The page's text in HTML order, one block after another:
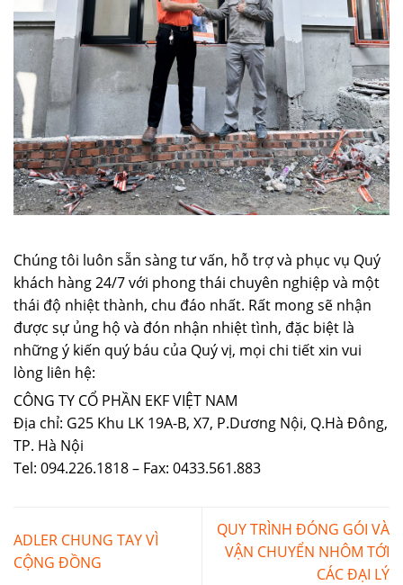
Chúng tôi luôn sẵn sàng tư vấn, hỗ trợ và phục vụ Quý
khách hàng 24/7 với phong thái chuyên nghiệp và một
thái độ nhiệt thành, chu đáo nhất. Rất mong sẽ nhận
được sự ủng hộ và đón nhận nhiệt tình, đặc biệt là
những ý kiến quý báu của Quý vị, mọi chi tiết xin vui
lòng liên hệ:
CÔNG TY CỔ PHẦN EKF VIỆT NAM
Địa chỉ: G25 Khu LK 19A-B, X7, P.Dương Nội, Q.Hà Đông,
TP. Hà Nội
Tel: 094.226.1818 – Fax: 0433.561.883
ADLER CHUNG TAY VÌ
CỘNG ĐỒNG
QUY TRÌNH ĐÓNG GÓI VÀ
VẬN CHUYỂN NHÔM TỚI
CÁC ĐẠI LÝ